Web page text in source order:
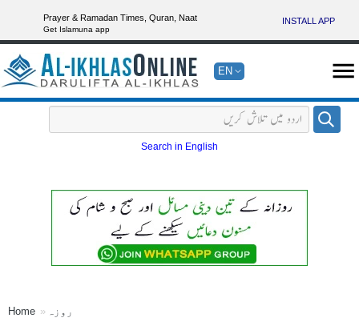
Prayer & Ramadan Times, Quran, Naat
Get Islamuna app
INSTALL APP
EN
Search in English
Home روزہ